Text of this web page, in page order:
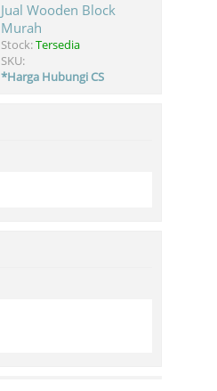
Jual Wooden Block
Murah
Stock:Tersedia
SKU:
*Harga Hubungi CS